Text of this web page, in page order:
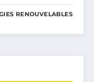
RENOUVELABLES